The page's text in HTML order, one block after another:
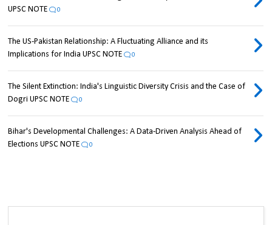
UPSC NOTE
0
The US-Pakistan Relationship: A Fluctuating Alliance and its
Implications for India UPSC NOTE
0
The Silent Extinction: India's Linguistic Diversity Crisis and the Case of
Dogri UPSC NOTE
0
Bihar's Developmental Challenges: A Data-Driven Analysis Ahead of
Elections UPSC NOTE
0